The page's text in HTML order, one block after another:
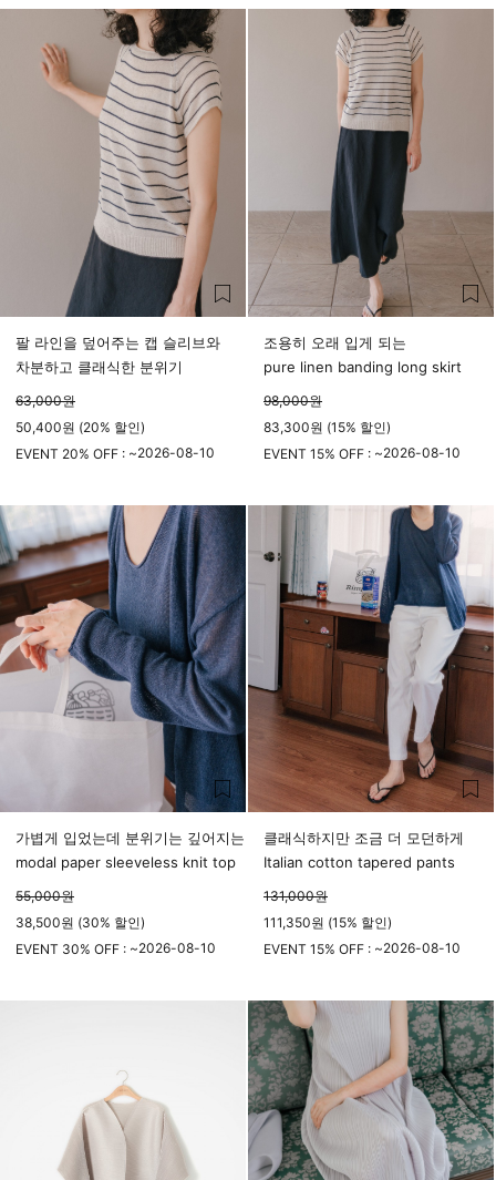
팔 라인을 덮어주는 캡 슬리브와
차분하고 클래식한 분위기
63,000원
50,400원 (20% 할인)
EVENT 20% OFF : ~2026-08-10
조용히 오래 입게 되는
pure linen banding long skirt
98,000원
83,300원 (15% 할인)
EVENT 15% OFF : ~2026-08-10
가볍게 입었는데 분위기는 깊어지는
modal paper sleeveless knit top
55,000원
38,500원 (30% 할인)
EVENT 30% OFF : ~2026-08-10
클래식하지만 조금 더 모던하게
Italian cotton tapered pants
131,000원
111,350원 (15% 할인)
EVENT 15% OFF : ~2026-08-10